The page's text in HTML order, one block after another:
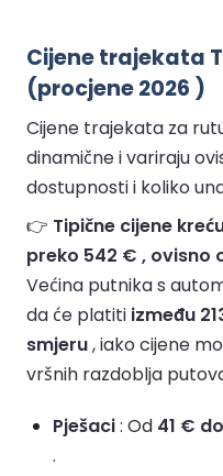
Cijene trajekata
(procjene 2026 )
Cijene trajekata za
dinamične i variraju
dostupnosti i koliko
👉 Tipične cijene
preko 542 € , ovisno
Većina putnika s
da će platiti između
smjeru, iako cijene
vršnih razdoblja
Pješaci: Od 41 €
.